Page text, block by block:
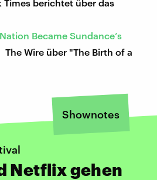
Times berichtet über das
Became Sundance’s
The Wire über "The Birth of a
Shownotes
Netflix gehen